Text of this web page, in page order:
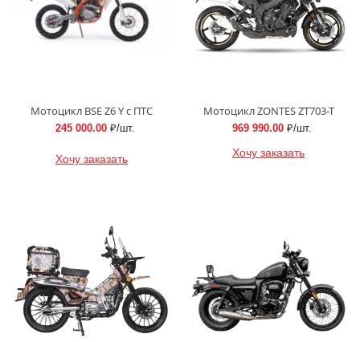
Мотоцикл BSE Z6 Y с ПТС
245 000.00 ₽/шт.
Хочу заказать
Мотоцикл ZONTES ZT703-T
969 990.00 ₽/шт.
Хочу заказать